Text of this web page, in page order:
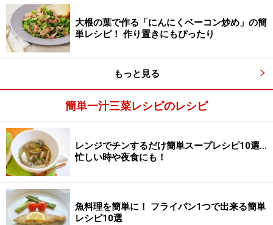
トマトはざく切り、玉ねぎは粗みじんに切り、ニンニク
はみじん切りにします。
トマトは湯むきをした方が口当たりがよくなりますが、
ので、1ｃｍ角程度に切りましょう。
大根の葉で作る「にんにくベーコン炒め」の簡
単レシピ！ 作り置きにもぴったり
もっと見る
簡単一汁三菜レシピのレシピ
レンジでチンするだけ簡単スープレシピ10選…
忙しい時や夜食にも！
魚料理を簡単に！ フライパン1つで出来る簡単
レシピ10選